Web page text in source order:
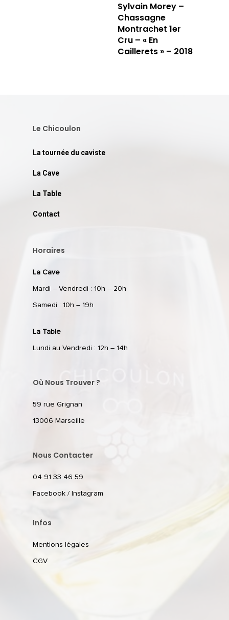
Sylvain Morey –
Chassagne
Montrachet 1er
Cru – « En
Caillerets » – 2018
Le Chicoulon
La tournée du caviste
La Cave
La Table
Contact
Horaires
La Cave
Mardi – Vendredi : 10h – 20h
Samedi : 10h – 19h
La Table
Lundi au Vendredi : 12h – 14h
Où Nous Trouver ?
59 rue Grignan
13006 Marseille
Nous Contacter
04 91 33 46 59
Facebook / Instagram
Infos
Mentions légales
CGV